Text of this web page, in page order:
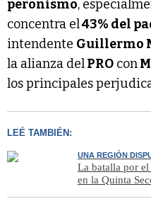
peronismo,
concentra el43% del
intendente Guillermo
la alianza delPRO con
los principales
LEÉ TAMBIÉN:
UNA REGIÓN
La batalla por
en la Quinta